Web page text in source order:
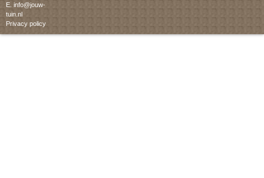
E. info@jouw-
tuin.nl
Privacy policy